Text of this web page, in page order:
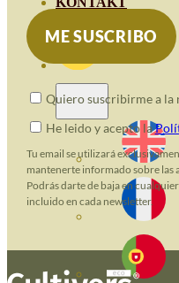
Quiero suscribirme a la
He leido y acepto la
Tu email se utilizará
mantenerte informado sobre las
Podrás darte de baja en
incluido en cada newsletter.